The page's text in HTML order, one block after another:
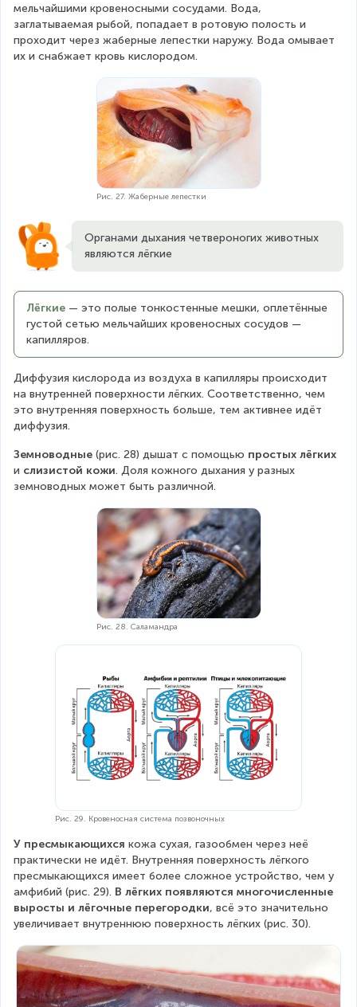
мельчайшими кровеносными сосудами. Вода,
заглатываемая рыбой, попадает в ротовую полость и
проходит через жаберные лепестки наружу. Вода омывает
их и снабжает кровь кислородом.
Рис. 27. Жаберные лепестки
Органами дыхания четвероногих животных
являются лёгкие
Лёгкие — это полые тонкостенные мешки, оплетённые
густой сетью мельчайших кровеносных сосудов —
капилляров.
Диффузия кислорода из воздуха в капилляры происходит
на внутренней поверхности лёгких. Соответственно, чем
это внутренняя поверхность больше, тем активнее идёт
диффузия.
Земноводные (рис. 28) дышат с помощью простых лёгких
и слизистой кожи. Доля кожного дыхания у разных
земноводных может быть различной.
Рис. 28. Саламандра
Рис. 29. Кровеносная система позвоночных
У пресмыкающихся кожа сухая, газообмен через неё
практически не идёт. Внутренняя поверхность лёгкого
пресмыкающихся имеет более сложное устройство, чем у
амфибий (рис. 29). В лёгких появляются многочисленные
выросты и лёгочные перегородки, всё это значительно
увеличивает внутреннюю поверхность лёгких (рис. 30).